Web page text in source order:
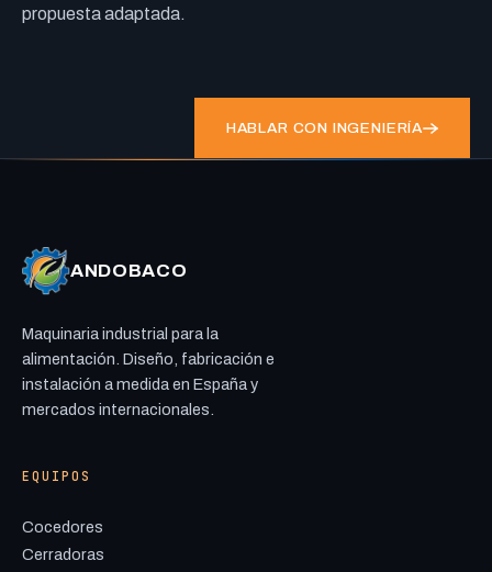
propuesta adaptada.
HABLAR CON INGENIERÍA
ANDOBACO
Maquinaria industrial para la
alimentación. Diseño, fabricación e
instalación a medida en España y
mercados internacionales.
EQUIPOS
Cocedores
Cerradoras